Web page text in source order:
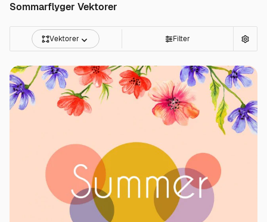
Sommarflyger Vektorer
Vektorer Filter